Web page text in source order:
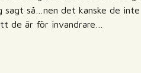
sagt så…nen det kanske de inte
de är för invandrare…